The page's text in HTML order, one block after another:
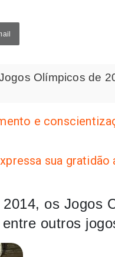
Olímpicos de
e
sua gratidão
os Jogos
outros